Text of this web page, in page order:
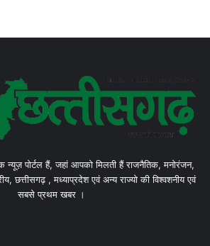
न्यूज़ पोर्टल हैं, जहां आपको मिलती हैं राजनैतिक, मनोरंजन,
छत्तीसगढ़ , मध्याप्रदेश एवं अन्य राज्यो की विश्वशनीय एवं
सबसे प्रथम खबर ।